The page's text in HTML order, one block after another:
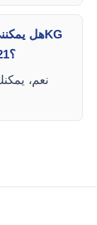
تعثر مجفف (مع المغلفة) GAS YR06321؟
نعم،